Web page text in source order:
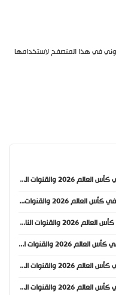
في هذا المتصفح لاستخدامها
موعد مباراة إنجلترا وكرواتيا في كأس العالم 2026 والقنوات الناقلة
موعد مباراة البرتغال والكونغو في كأس العالم 2026 والقنوات الناقلة
موعد مباراة النمسا والأردن في كأس العالم 2026 والقنوات الناقلة
موعد مباراة الأرجنتين والجزائر في كأس العالم 2026 والقنوات الناقلة
موعد مباراة العراق والنرويج في كأس العالم 2026 والقنوات الناقلة
موعد مباراة فرنسا والسنغال في كأس العالم 2026 والقنوات الناقلة